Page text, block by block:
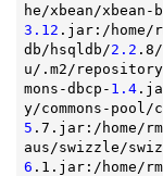
he/xbean/
3.12 .jar:/home/
db/hsqldb/2.2
u/.m2/repository/
mons-dbcp- 1.4
y/commons-pool/
5 .7.jar:/home/
aus/swizzle/
6 .1.jar:/home/